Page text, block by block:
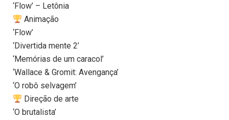
‘Flow’ – Letônia
Animação
‘Flow’
‘Divertida mente 2’
‘Memórias de um caracol’
‘Wallace & Gromit: Avengança’
‘O robô selvagem’
Direção de arte
‘O brutalista’